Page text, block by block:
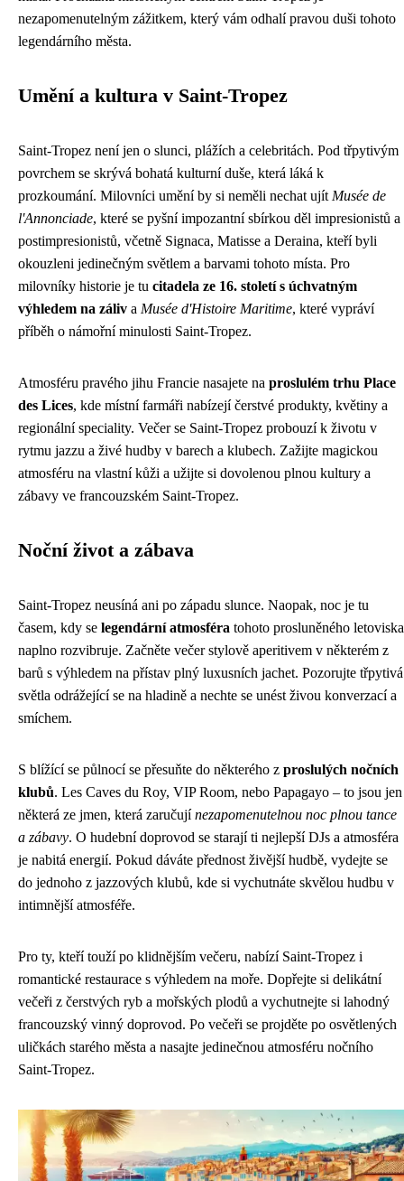
nezapomenutelným zážitkem, který vám odhalí pravou duši tohoto
legendárního města.
Umění a kultura v Saint-Tropez
Saint-Tropez není jen o slunci, plážích a celebritách. Pod třpytivým
povrchem se skrývá bohatá kulturní duše, která láká k
prozkoumání. Milovníci umění by si neměli nechat ujít Musée de
l'Annonciade, které se pyšní impozantní sbírkou děl impresionistů a
postimpresionistů, včetně Signaca, Matisse a Deraina, kteří byli
okouzleni jedinečným světlem a barvami tohoto místa. Pro
milovníky historie je tu citadela ze 16. století s úchvatným
výhledem na záliv a Musée d'Histoire Maritime, které vypráví
příběh o námořní minulosti Saint-Tropez.
Atmosféru pravého jihu Francie nasajete na proslulém trhu Place
des Lices, kde místní farmáři nabízejí čerstvé produkty, květiny a
regionální speciality. Večer se Saint-Tropez probouzí k životu v
rytmu jazzu a živé hudby v barech a klubech. Zažijte magickou
atmosféru na vlastní kůži a užijte si dovolenou plnou kultury a
zábavy ve francouzském Saint-Tropez.
Noční život a zábava
Saint-Tropez neusíná ani po západu slunce. Naopak, noc je tu
časem, kdy se legendární atmosféra tohoto prosluněného letoviska
naplno rozvibruje. Začněte večer stylově aperitivem v některém z
barů s výhledem na přístav plný luxusních jachet. Pozorujte třpytivá
světla odrážející se na hladině a nechte se unést živou konverzací a
smíchem.
S blížící se půlnocí se přesuňte do některého z proslulých nočních
klubů. Les Caves du Roy, VIP Room, nebo Papagayo – to jsou jen
některá ze jmen, která zaručujínezapomenutelnou noc plnou tance
a zábavy. O hudební doprovod se starají ti nejlepší DJs a atmosféra
je nabitá energií. Pokud dáváte přednost živější hudbě, vydejte se
do jednoho z jazzových klubů, kde si vychutnáte skvělou hudbu v
intimnější atmosféře.
Pro ty, kteří touží po klidnějším večeru, nabízí Saint-Tropez i
romantické restaurace s výhledem na moře. Dopřejte si delikátní
večeři z čerstvých ryb a mořských plodů a vychutnejte si lahodný
francouzský vinný doprovod. Po večeři se projděte po osvětlených
uličkách starého města a nasajte jedinečnou atmosféru nočního
Saint-Tropez.